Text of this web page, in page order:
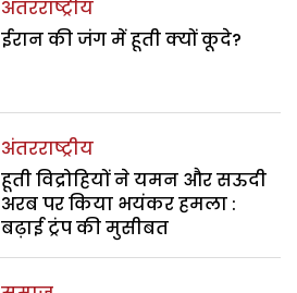
अंतरराष्ट्रीय
ईरान की जंग में हूती क्यों कूदे?
अंतरराष्ट्रीय
हूती विद्रोहियों ने यमन और सऊदी
अरब पर किया भयंकर हमला :
बढ़ाई ट्रंप की मुसीबत